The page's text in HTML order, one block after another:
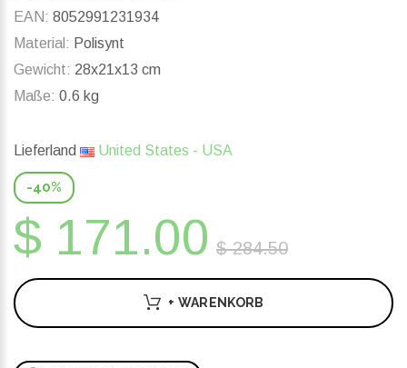
EAN: 8052991231934
Material: Polisynt
Gewicht: 28x21x13 cm
Maße: 0.6 kg
Lieferland United States - USA
-40%
$ 171.00 $ 284.50
+ WARENKORB